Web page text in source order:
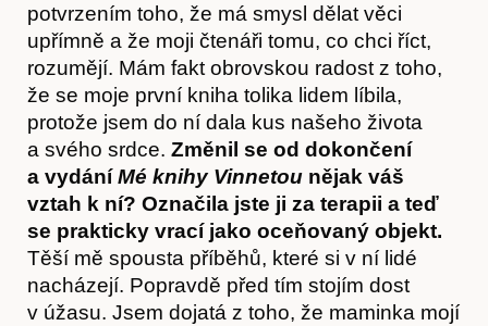
potvrzením toho, že má smysl dělat věci
upřímně a že moji čtenáři tomu, co chci říct,
rozumějí. Mám fakt obrovskou radost z toho,
že se moje první kniha tolika lidem líbila,
protože jsem do ní dala kus našeho života
a svého srdce. Změnil se od dokončení
a vydáníMé knihy Vinnetou nějak váš
vztah k ní? Označila jste ji za terapii a teď
se prakticky vrací jako oceňovaný objekt.
Těší mě spousta příběhů, které si v ní lidé
nacházejí. Popravdě před tím stojím dost
v úžasu. Jsem dojatá z toho, že maminka mojí